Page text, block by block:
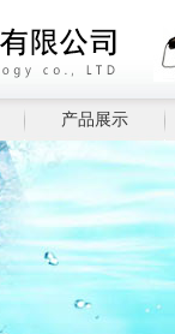
产品展示